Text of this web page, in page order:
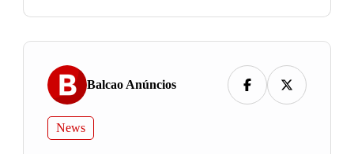
Balcao Anúncios
News